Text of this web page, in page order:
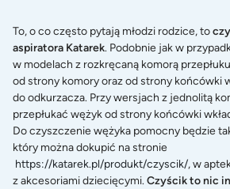
To, o co często pytają młodzi rodzice, to
aspiratora Katarek. Podobnie jak w
w modelach z rozkręcaną komorą
od strony komory oraz od strony końcówki
do odkurzacza. Przy wersjach z jednolitą
przepłukać wężyk od strony końcówki
Do czyszczenie wężyka pomocny będzie
który można dokupić na stronie
https://katarek.pl/produkt/czyscik/, w
z akcesoriami dziecięcymi.Czyścik to nic